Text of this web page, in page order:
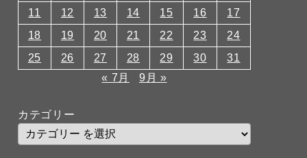
11
12 13 14 15 16
17
18
19 20 21 22 23
24
25
26 27 28 29 30
31
« 7月
9月 »
カテゴリー